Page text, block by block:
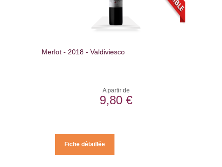
Merlot - 2018 - Valdiviesco
A partir de
9,80 €
Fiche détaillée